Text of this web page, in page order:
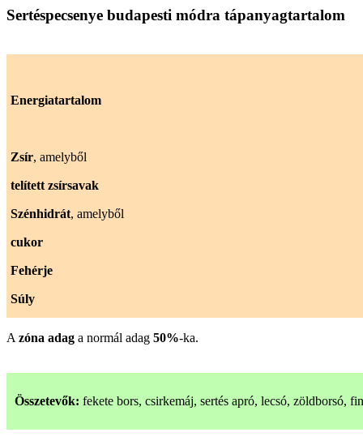
Sertéspecsenye budapesti módra tápanyagtartalom
Energiatartalom
Zsír, amelyből
telített zsírsavak
Szénhidrát, amelyből
cukor
Fehérje
Súly
A zóna adag a normál adag 50%-ka.
Összetevők: fekete bors, csirkemáj, sertés apró, lecsó, zöldborsó,